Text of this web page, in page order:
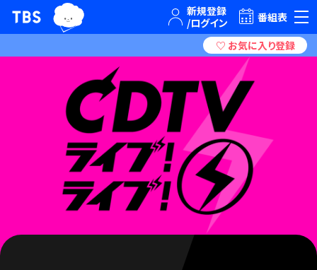
TBSテレビ｜ときめくときを。 番組表